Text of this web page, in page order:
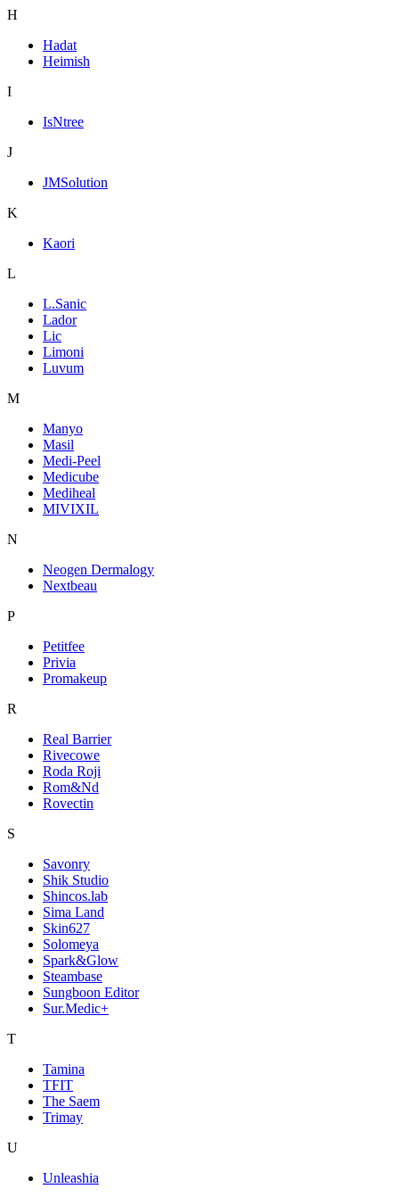
H
Hadat
Heimish
I
IsNtree
J
JMSolution
K
Kaori
L
L.Sanic
Lador
Lic
Limoni
Luvum
M
Manyo
Masil
Medi-Peel
Medicube
Mediheal
MIVIXIL
N
Neogen Dermalogy
Nextbeau
P
Petitfee
Privia
Promakeup
R
Real Barrier
Rivecowe
Roda Roji
Rom&Nd
Rovectin
S
Savonry
Shik Studio
Shincos.lab
Sima Land
Skin627
Solomeya
Spark&Glow
Steambase
Sungboon Editor
Sur.Medic+
T
Tamina
TFIT
The Saem
Trimay
U
Unleashia